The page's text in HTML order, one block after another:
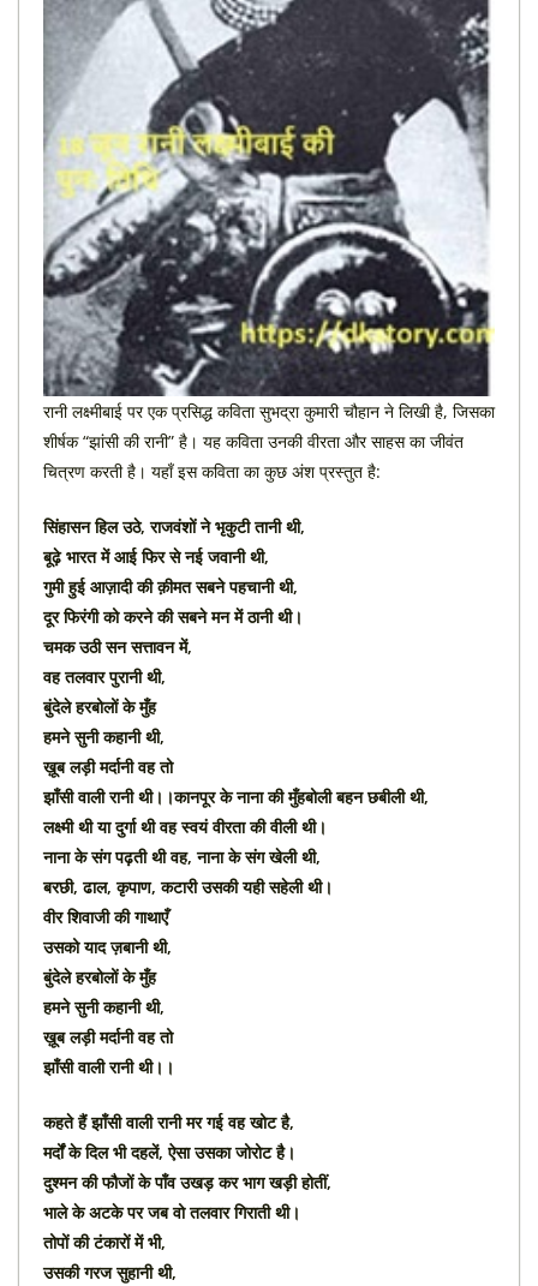
रानी लक्ष्मीबाई पर एक प्रसिद्ध कविता सुभद्रा कुमारी चौहान ने लिखी है, जिसका
शीर्षक “झांसी की रानी” है। यह कविता उनकी वीरता और साहस का जीवंत
चित्रण करती है। यहाँ इस कविता का कुछ अंश प्रस्तुत है:
सिंहासन हिल उठे, राजवंशों ने भृकुटी तानी थी,
बूढ़े भारत में आई फिर से नई जवानी थी,
गुमी हुई आज़ादी की क़ीमत सबने पहचानी थी,
दूर फिरंगी को करने की सबने मन में ठानी थी।
चमक उठी सन सत्तावन में,
वह तलवार पुरानी थी,
बुंदेले हरबोलों के मुँह
हमने सुनी कहानी थी,
ख़ूब लड़ी मर्दानी वह तो
झाँसी वाली रानी थी।।कानपूर के नाना की मुँहबोली बहन छबीली थी,
लक्ष्मी थी या दुर्गा थी वह स्वयं वीरता की वीली थी।
नाना के संग पढ़ती थी वह, नाना के संग खेली थी,
बरछी, ढाल, कृपाण, कटारी उसकी यही सहेली थी।
वीर शिवाजी की गाथाएँ
उसको याद ज़बानी थी,
बुंदेले हरबोलों के मुँह
हमने सुनी कहानी थी,
ख़ूब लड़ी मर्दानी वह तो
झाँसी वाली रानी थी।।
कहते हैं झाँसी वाली रानी मर गई वह खोट है,
मर्दों के दिल भी दहलें, ऐसा उसका जोरोट है।
दुश्मन की फौजों के पाँव उखड़ कर भाग खड़ी होतीं,
भाले के अटके पर जब वो तलवार गिराती थी।
तोपों की टंकारों में भी,
उसकी गरज सुहानी थी,